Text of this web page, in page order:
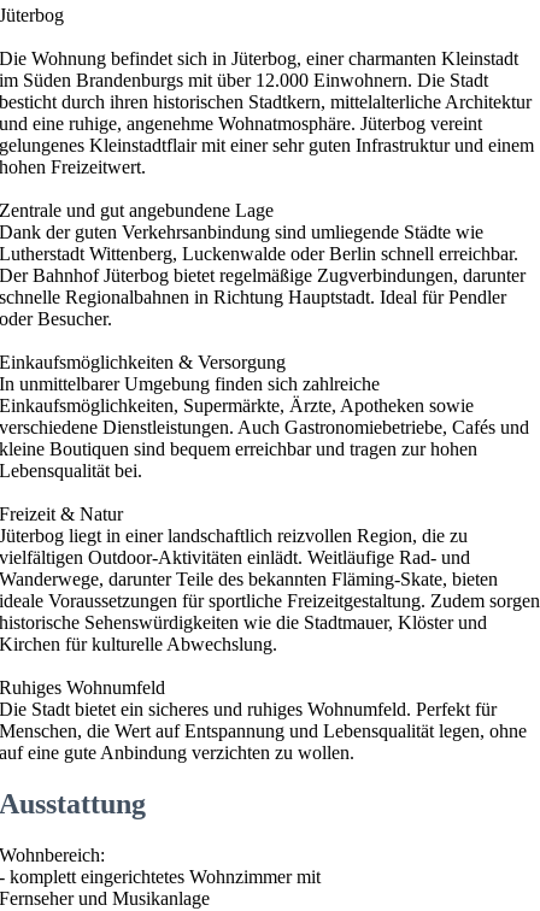
Jüterbog
Die Wohnung befindet sich in Jüterbog, einer charmanten Kleinstadt
im Süden Brandenburgs mit über 12.000 Einwohnern. Die Stadt
besticht durch ihren historischen Stadtkern, mittelalterliche Architektur
und eine ruhige, angenehme Wohnatmosphäre. Jüterbog vereint
gelungenes Kleinstadtflair mit einer sehr guten Infrastruktur und einem
hohen Freizeitwert.
Zentrale und gut angebundene Lage
Dank der guten Verkehrsanbindung sind umliegende Städte wie
Lutherstadt Wittenberg, Luckenwalde oder Berlin schnell erreichbar.
Der Bahnhof Jüterbog bietet regelmäßige Zugverbindungen, darunter
schnelle Regionalbahnen in Richtung Hauptstadt. Ideal für Pendler
oder Besucher.
Einkaufsmöglichkeiten & Versorgung
In unmittelbarer Umgebung finden sich zahlreiche
Einkaufsmöglichkeiten, Supermärkte, Ärzte, Apotheken sowie
verschiedene Dienstleistungen. Auch Gastronomiebetriebe, Cafés und
kleine Boutiquen sind bequem erreichbar und tragen zur hohen
Lebensqualität bei.
Freizeit & Natur
Jüterbog liegt in einer landschaftlich reizvollen Region, die zu
vielfältigen Outdoor-Aktivitäten einlädt. Weitläufige Rad- und
Wanderwege, darunter Teile des bekannten Fläming-Skate, bieten
ideale Voraussetzungen für sportliche Freizeitgestaltung. Zudem sorgen
historische Sehenswürdigkeiten wie die Stadtmauer, Klöster und
Kirchen für kulturelle Abwechslung.
Ruhiges Wohnumfeld
Die Stadt bietet ein sicheres und ruhiges Wohnumfeld. Perfekt für
Menschen, die Wert auf Entspannung und Lebensqualität legen, ohne
auf eine gute Anbindung verzichten zu wollen.
Ausstattung
Wohnbereich:
- komplett eingerichtetes Wohnzimmer mit
Fernseher und Musikanlage